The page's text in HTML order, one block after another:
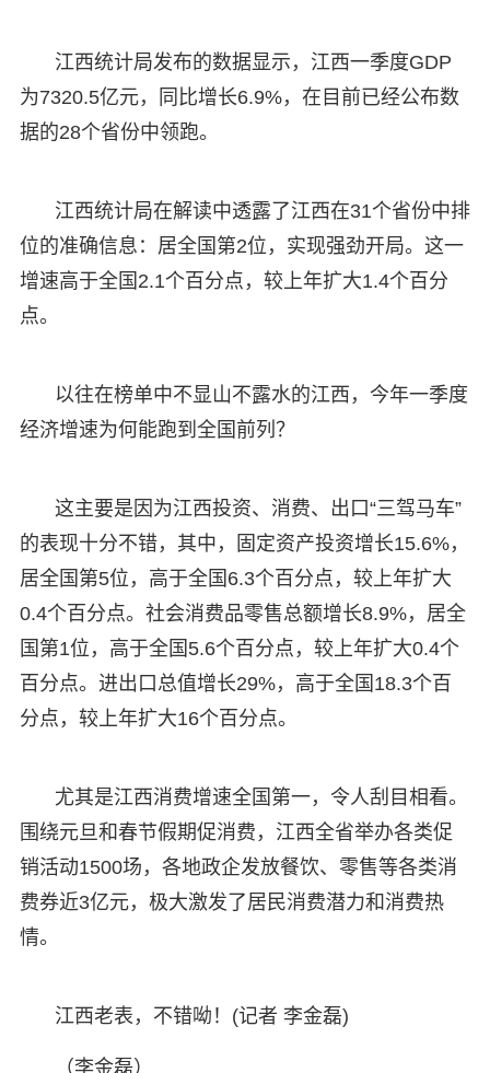
江西统计局发布的数据显示，江西一季度GDP
为7320.5亿元，同比增长6.9%，在目前已经公布数
据的28个省份中领跑。
江西统计局在解读中透露了江西在31个省份中排
位的准确信息：居全国第2位，实现强劲开局。这一
增速高于全国2.1个百分点，较上年扩大1.4个百分
点。
以往在榜单中不显山不露水的江西，今年一季度
经济增速为何能跑到全国前列？
这主要是因为江西投资、消费、出口“三驾马车”
的表现十分不错，其中，固定资产投资增长15.6%，
居全国第5位，高于全国6.3个百分点，较上年扩大
0.4个百分点。社会消费品零售总额增长8.9%，居全
国第1位，高于全国5.6个百分点，较上年扩大0.4个
百分点。进出口总值增长29%，高于全国18.3个百
分点，较上年扩大16个百分点。
尤其是江西消费增速全国第一，令人刮目相看。
围绕元旦和春节假期促消费，江西全省举办各类促
销活动1500场，各地政企发放餐饮、零售等各类消
费券近3亿元，极大激发了居民消费潜力和消费热
情。
江西老表，不错呦！(记者 李金磊)
（李金磊）